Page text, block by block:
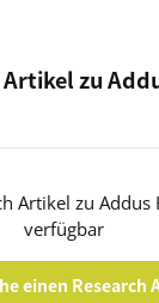
zu
Artikel zu Addus
verfügbar
einen Research